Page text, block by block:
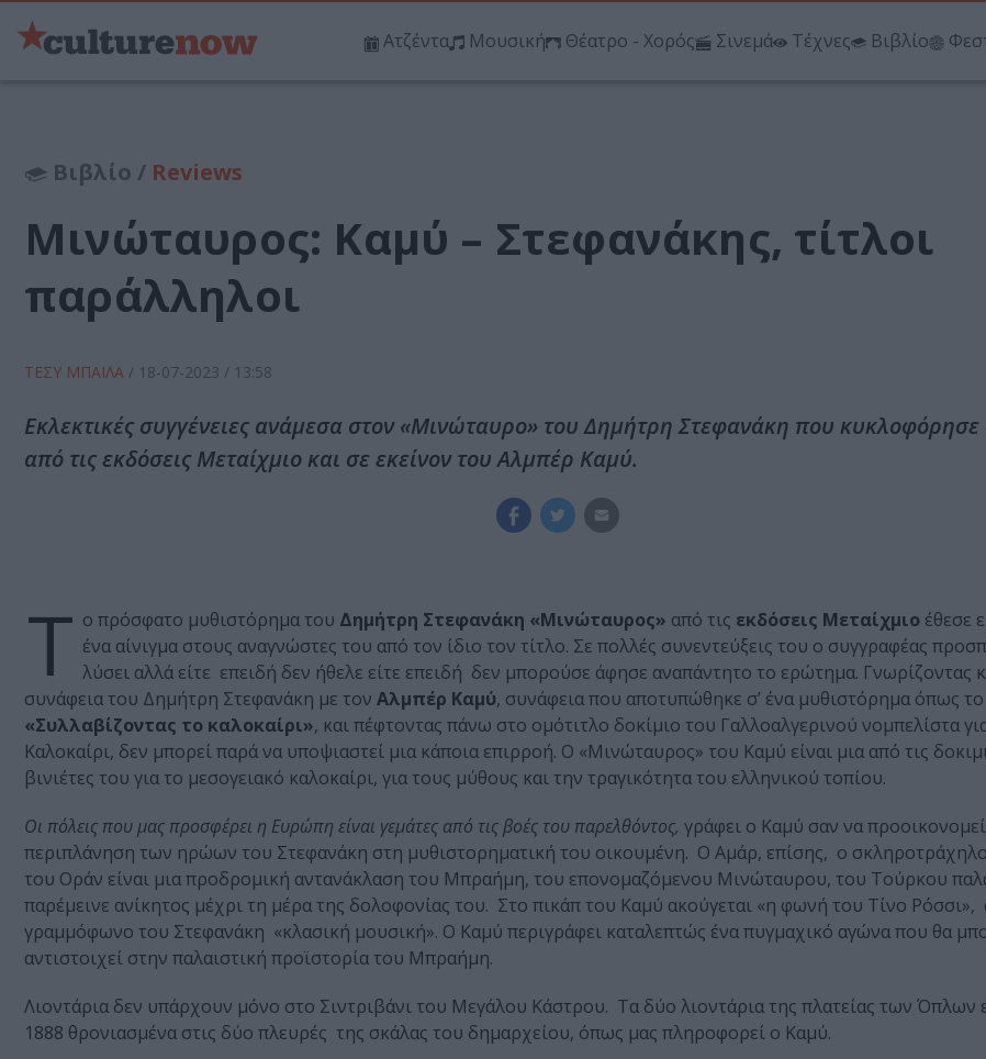
Ατζέντα Μουσική Θέατρο - Χορός Σινεμά Τέχνες Βιβλίο
Βιβλίο / Reviews
Μινώταυρος: Καμύ – Στεφανάκης, τίτλοι
παράλληλοι
ΤΕΣΥ ΜΠΑΙΛΑ / 18-07-2023 / 13:58
Εκλεκτικές συγγένειες ανάμεσα στον «Μινώταυρο» του Δημήτρη Στεφανάκη που
από τις εκδόσεις Μεταίχμιο και σε εκείνον του Αλμπέρ Καμύ.
Τ ο πρόσφατο μυθιστόρημα του Δημήτρη Στεφανάκη «Μινώταυρος» από τις εκδόσεις Μεταίχμιο έθεσε
ένα αίνιγμα στους αναγνώστες του από τον ίδιο τον τίτλο. Σε πολλές συνεντεύξεις του ο συγγραφέας
λύσει αλλά είτε επειδή δεν ήθελε είτε επειδή δεν μπορούσε άφησε αναπάντητο το ερώτημα. Γνωρίζοντας
συνάφεια του Δημήτρη Στεφανάκη με τον Αλμπέρ Καμύ, συνάφεια που αποτυπώθηκε σ’ ένα μυθιστόρημα όπως το
«Συλλαβίζοντας το καλοκαίρι», και πέφτοντας πάνω στο ομότιτλο δοκίμιο του Γαλλοαλγερινού νομπελίστα
Καλοκαίρι, δεν μπορεί παρά να υποψιαστεί μια κάποια επιρροή. Ο «Μινώταυρος» του Καμύ είναι μια από τις
βινιέτες του για το μεσογειακό καλοκαίρι, για τους μύθους και την τραγικότητα του ελληνικού τοπίου.
Οι πόλεις που μας προσφέρει η Ευρώπη είναι γεμάτες από τις βοές του παρελθόντος, γράφει ο Καμύ σαν να
περιπλάνηση των ηρώων του Στεφανάκη στη μυθιστορηματική του οικουμένη. Ο Αμάρ, επίσης, ο
του Οράν είναι μια προδρομική αντανάκλαση του Μπραήμη, του επονομαζόμενου Μινώταυρου, του Τούρκου
παρέμεινε ανίκητος μέχρι τη μέρα της δολοφονίας του. Στο πικάπ του Καμύ ακούγεται «η φωνή του Τίνο Ρόσσι»,
γραμμόφωνο του Στεφανάκη «κλασική μουσική». Ο Καμύ περιγράφει καταλεπτώς ένα πυγμαχικό αγώνα που θα
αντιστοιχεί στην παλαιστική προϊστορία του Μπραήμη.
Λιοντάρια δεν υπάρχουν μόνο στο Σιντριβάνι του Μεγάλου Κάστρου. Τα δύο λιοντάρια της πλατείας των Όπλων
1888 θρονιασμένα στις δύο πλευρές της σκάλας του δημαρχείου, όπως μας πληροφορεί ο Καμύ.